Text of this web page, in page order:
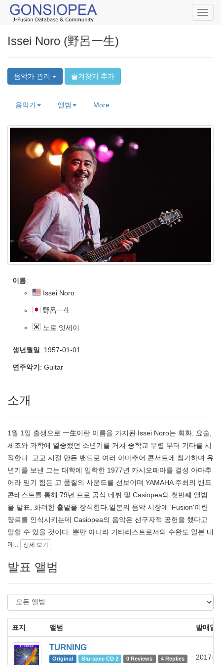
Issei Noro (野呂一生)
음악가 관리 즐겨찾기 추가
음악가 앨범 More
이름:
Issei Noro
野呂一生
노로 잇세이
생년월일 : 1957-01-01
연주악기 : Guitar
소개
1월 1일 출생으로 一生이란 이름을 가지된 Issei Noro는 회화, 요술,
체조와 과학에 열중했던 소년기를 거쳐 중학교 무렵 부터 기타를 시
작한다. 고교 시절 만든 밴드로 여러 아마추어 콘서트에 참가하며 유
년기를 보낸 그는 대학에 입학한 1977년 카시오페아를 결성 아마추
어라 믿기 힘든 고 품질의 사운드를 선보이며 YAMAHA 주최의 밴드
콘테스트를 통해 79년 프로 공식 데뷔 및 Casiopea의 첫번째 앨범
을 발표, 화려한 출발을 장식한다.일본의 음악 시장에 'Fusion'이란
쟝르를 인식시키는데 Casiopea의 음악은 선구자적 공헌을 했다고
말할 수 있을 것이다. 뿐만 아니라 기타리스트로서의 수완도 일본 내
에..
상세 보기
발표 앨범
표지 앨범 발매일
TURNING
Original Blu-spec CD 2 0 Reviews 4 Replies 2017-